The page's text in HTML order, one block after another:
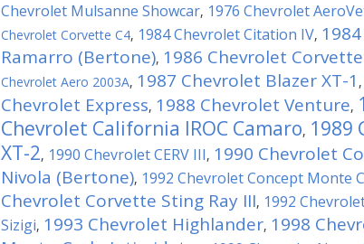
Chevrolet Mulsanne Showcar, 1976 Chevrolet
Chevrolet Corvette C4, 1984 Chevrolet Citation IV,
Ramarro (Bertone), 1986 Chevrolet
Chevrolet Aero 2003A, 1987 Chevrolet Blazer XT-1 ,
Chevrolet Express, 1988 Chevrolet Venture,
Chevrolet California IROC Camaro, 1989
XT-2, 1990 Chevrolet CERV III, 1990 Chevrolet
Nivola (Bertone), 1992 Chevrolet Concept Monte
Chevrolet Corvette Sting Ray III, 1992
Sizigi, 1993 Chevrolet Highlander, 1998